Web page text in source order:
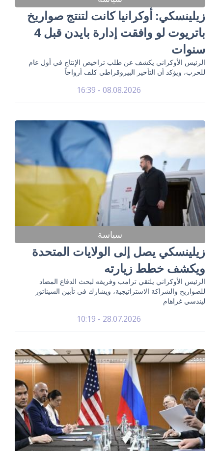
زيلينسكي: أوكرانيا كانت لتنتج صواريخ
باتريوت لو وافقت إدارة بايدن قبل 4
سنوات
الرئيس الأوكراني يكشف عن طلب تراخيص الإنتاج في أول عام
للحرب، ويؤكد أن التأخير البيروقراطي كلف أرواحاً
08.08.2026 - 16:39
سياسة
زيلينسكي يصل إلى الولايات المتحدة
ويكشف خطط زيارته
الرئيس الأوكراني يلتقي ترامب وفريقه لبحث الدفاع المضاد
للصواريخ والشراكة الاستراتيجية، ويشارك في تأبين السيناتور
ليندسي غراهام
28.07.2026 - 10:19